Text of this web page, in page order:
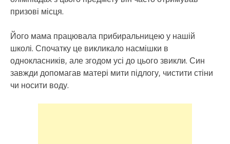
призові місця.
Його мама працювала прибиральницею у нашій
школі. Спочатку це викликало насмішки в
однокласників, але згодом усі до цього звикли. Син
завжди допомагав матері мити підлогу, чистити стіни
чи носити воду.